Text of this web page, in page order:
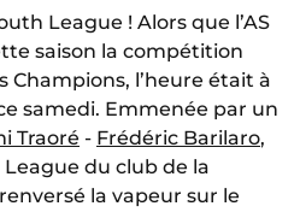
League ! Alors que l’AS
saison la compétition
Champions, l’heure était à
samedi. Emmenée par un
Traoré - Frédéric Barilaro,
du club de la
la vapeur sur le